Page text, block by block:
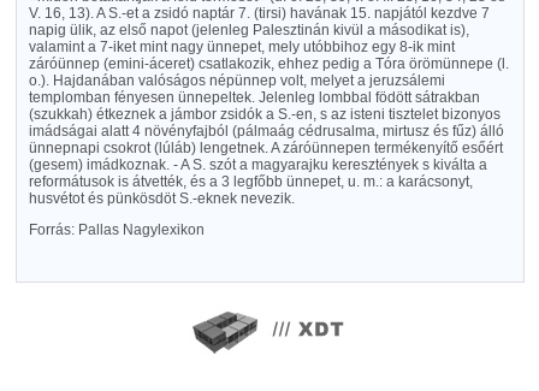
V. 16, 13). A S.-et a zsidó naptár 7. (tirsi) havának 15. napjától kezdve 7
napig ülik, az első napot (jelenleg Palesztinán kivül a másodikat is),
valamint a 7-iket mint nagy ünnepet, mely utóbbihoz egy 8-ik mint
záróünnep (emini-áceret) csatlakozik, ehhez pedig a Tóra örömünnepe (l.
o.). Hajdanában valóságos népünnep volt, melyet a jeruzsálemi
templomban fényesen ünnepeltek. Jelenleg lombbal födött sátrakban
(szukkah) étkeznek a jámbor zsidók a S.-en, s az isteni tisztelet bizonyos
imádságai alatt 4 növényfajból (pálmaág cédrusalma, mirtusz és fűz) álló
ünnepnapi csokrot (lúláb) lengetnek. A záróünnepen termékenyítő esőért
(gesem) imádkoznak. - A S. szót a magyarajku keresztények s kiválta a
reformátusok is átvették, és a 3 legfőbb ünnepet, u. m.: a karácsonyt,
husvétot és pünkösdöt S.-eknek nevezik.
Forrás: Pallas Nagylexikon